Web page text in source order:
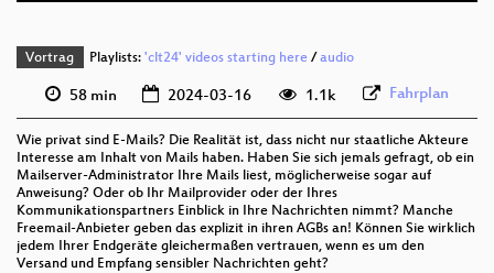
Vortrag Playlists: 'clt24' videos starting here/ audio
58 min 2024-03-16 1.1k Fahrplan
Wie privat sind E-Mails? Die Realität ist, dass nicht nur staatliche Akteure
Interesse am Inhalt von Mails haben. Haben Sie sich jemals gefragt, ob ein
Mailserver-Administrator Ihre Mails liest, möglicherweise sogar auf
Anweisung? Oder ob Ihr Mailprovider oder der Ihres
Kommunikationspartners Einblick in Ihre Nachrichten nimmt? Manche
Freemail-Anbieter geben das explizit in ihren AGBs an! Können Sie wirklich
jedem Ihrer Endgeräte gleichermaßen vertrauen, wenn es um den
Versand und Empfang sensibler Nachrichten geht?